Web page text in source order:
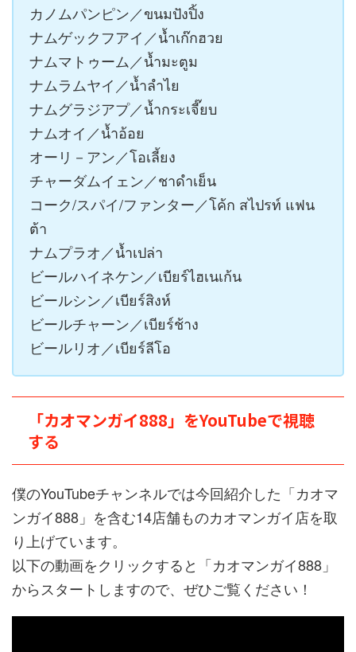
カノムパンピン／ขนมปังปิ้ง
ナムゲックフアイ／น้ำเก๊กฮวย
ナムマトゥーム／น้ำมะตูม
ナムラムヤイ／น้ำลำไย
ナムグラジアプ／น้ำกระเจี๊ยบ
ナムオイ／น้ำอ้อย
オーリ－アン／โอเลี้ยง
チャーダムイェン／ชาดำเย็น
コーク/スパイ/ファンター／โค้ก สไปรท์ แฟน
ต้า
ナムプラオ／น้ำเปล่า
ビールハイネケン／เบียร์ไฮเนเก้น
ビールシン／เบียร์สิงห์
ビールチャーン／เบียร์ช้าง
ビールリオ／เบียร์ลีโอ
「カオマンガイ888」をYouTubeで視聴
する
僕のYouTubeチャンネルでは今回紹介した「カオマ
ンガイ888」を含む14店舗ものカオマンガイ店を取
り上げています。
以下の動画をクリックすると「カオマンガイ888」
からスタートしますので、ぜひご覧ください！